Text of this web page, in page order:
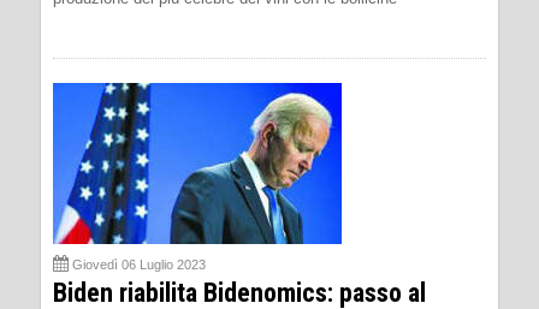
Giovedì 06 Luglio 2023
Biden riabilita Bidenomics: passo al